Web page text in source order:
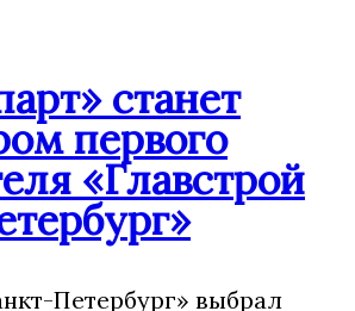
станет
первого
«Главстрой
Петербург» выбрал